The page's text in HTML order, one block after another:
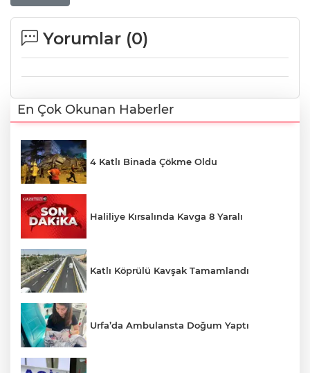
Yorumlar (0)
En Çok Okunan Haberler
4 Katlı Binada Çökme Oldu
Haliliye Kırsalında Kavga 8 Yaralı
Katlı Köprülü Kavşak Tamamlandı
Urfa’da Ambulansta Doğum Yaptı